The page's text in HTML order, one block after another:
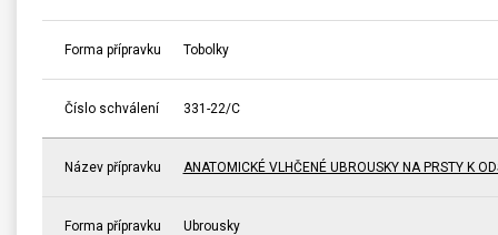
Forma přípravku Tobolky
Číslo schválení 331-22/C
Název přípravku ANATOMICKÉ VLHČENÉ UBROUSKY NA PRSTY K
Forma přípravku Ubrousky